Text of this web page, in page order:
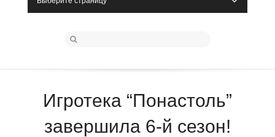
Игротека “Понастоль”
завершила 6-й сезон!